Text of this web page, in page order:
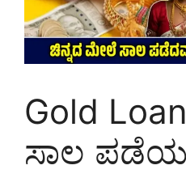
Gold
ಸಾಲ